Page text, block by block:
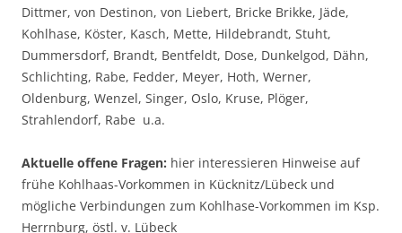
Dittmer, von Destinon, von Liebert, Bricke Brikke, Jäde,
Kohlhase, Köster, Kasch, Mette, Hildebrandt, Stuht,
Dummersdorf, Brandt, Bentfeldt, Dose, Dunkelgod, Dähn,
Schlichting, Rabe, Fedder, Meyer, Hoth, Werner,
Oldenburg, Wenzel, Singer, Oslo, Kruse, Plöger,
Strahlendorf, Rabe u.a.
Aktuelle offene Fragen: hier interessieren Hinweise auf
frühe Kohlhaas-Vorkommen in Kücknitz/Lübeck und
mögliche Verbindungen zum Kohlhase-Vorkommen im Ksp.
Herrnburg, östl. v. Lübeck